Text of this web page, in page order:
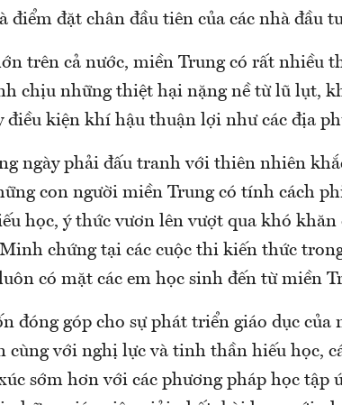
điểm đặt chân đầu tiên của các nhà đầu
trên cả nước, miền Trung có rất nhiều
chịu những thiệt hại nặng nề từ lũ lụt,
điều kiện khí hậu thuận lợi như các địa
ngày phải đấu tranh với thiên nhiên
con người miền Trung có tính cách
học, ý thức vươn lên vượt qua khó khăn
chứng tại các cuộc thi kiến thức
có mặt các em học sinh đến từ miền
đóng góp cho sự phát triển giáo dục của
cùng với nghị lực và tinh thần hiếu học,
sớm hơn với các phương pháp học tập